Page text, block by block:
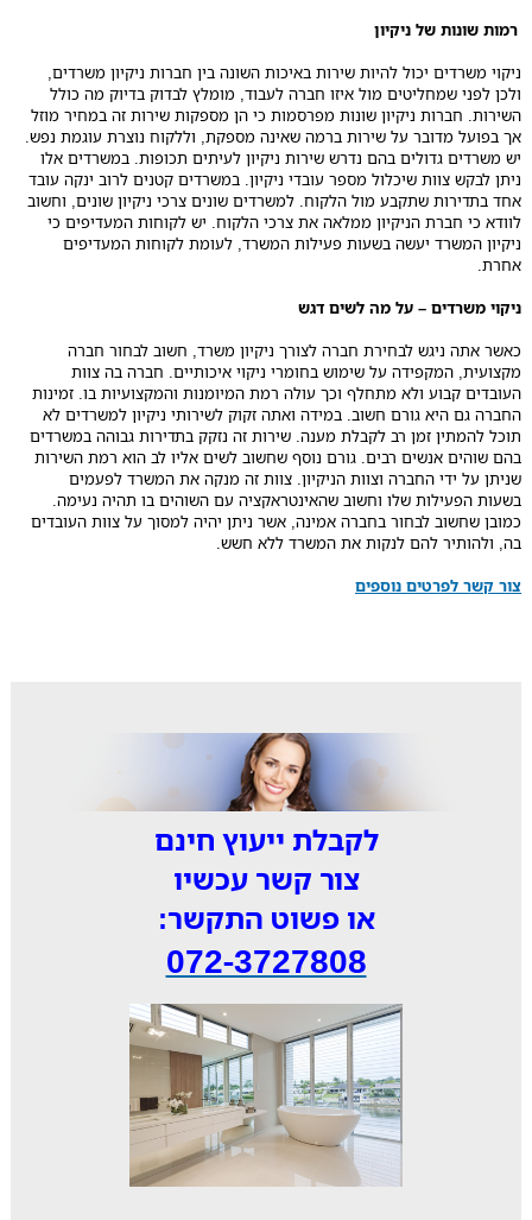
רמות שונות של ניקיון
ניקוי משרדים יכול להיות שירות באיכות השונה בין חברות ניקיון משרדים,
ולכן לפני שמחליטים מול איזו חברה לעבוד, מומלץ לבדוק בדיוק מה כולל
השירות. חברות ניקיון שונות מפרסמות כי הן מספקות שירות זה במחיר מוזל
אך בפועל מדובר על שירות ברמה שאינה מספקת, וללקוח נוצרת עוגמת נפש.
יש משרדים גדולים בהם נדרש שירות ניקיון לעיתים תכופות. במשרדים אלו
ניתן לבקש צוות שיכלול מספר עובדי ניקיון. במשרדים קטנים לרוב ינקה עובד
אחד בתדירות שתקבע מול הלקוח. למשרדים שונים צרכי ניקיון שונים, וחשוב
לוודא כי חברת הניקיון ממלאה את צרכי הלקוח. יש לקוחות המעדיפים כי
ניקיון המשרד יעשה בשעות פעילות המשרד, לעומת לקוחות המעדיפים
אחרת.
ניקוי משרדים – על מה לשים דגש
כאשר אתה ניגש לבחירת חברה לצורך ניקיון משרד, חשוב לבחור חברה
מקצועית, המקפידה על שימוש בחומרי ניקוי איכותיים. חברה בה צוות
העובדים קבוע ולא מתחלף וכך עולה רמת המיומנות והמקצועיות בו. זמינות
החברה גם היא גורם חשוב. במידה ואתה זקוק לשירותי ניקיון למשרדים לא
תוכל להמתין זמן רב לקבלת מענה. שירות זה נזקק בתדירות גבוהה במשרדים
בהם שוהים אנשים רבים. גורם נוסף שחשוב לשים אליו לב הוא רמת השירות
שניתן על ידי החברה וצוות הניקיון. צוות זה מנקה את המשרד לפעמים
בשעות הפעילות שלו וחשוב שהאינטראקציה עם השוהים בו תהיה נעימה.
כמובן שחשוב לבחור בחברה אמינה, אשר ניתן יהיה למסוך על צוות העובדים
בה, ולהותיר להם לנקות את המשרד ללא חשש.
צור קשר לפרטים נוספים
לקבלת ייעוץ חינם
צור קשר עכשיו
או פשוט התקשר:
072-3727808